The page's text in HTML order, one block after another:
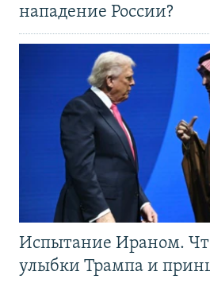
нападение России?
Испытание Ираном.
улыбки Трампа и